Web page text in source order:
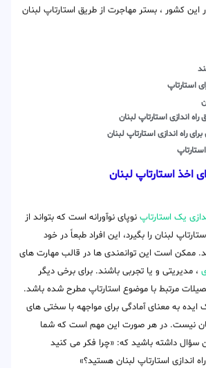
این کشور ، بستر مهاجرت از طریق استارتاپ لبنان
استارتاپ
اندازی استارتاپ لبنان
راه اندازی استارتاپ لبنان
اخذ استارتاپ لبنان
یک استارتاپ نوپای نوآورانه است که بتواند از
لبنان را بگیرد، این افراد طبعاً در خود
اند. ممکن است این توانمندی ها در قالب مهارت های
، مدیریتی و یا تجربی باشند. برای برخی دیگر
مرتبط با موضوع استارتاپ مطرح شده باشد.
به معنای آمادگی برای مواجهه با سختی های
نیست. در هر صورت این مهم است که شما
داشته باشید که: «چرا فکر می کنید
اندازی استارتاپ لبنان هستید؟»